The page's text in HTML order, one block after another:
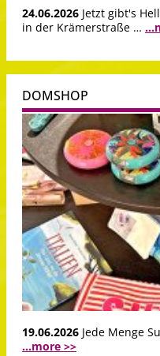
24.06.2026 Jetzt gibt's
in der Krämerstraße …
DOMSHOP
19.06.2026 Jede Menge
...more >>